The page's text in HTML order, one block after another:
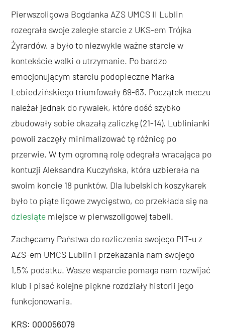
Pierwszoligowa Bogdanka AZS UMCS II Lublin
rozegrała swoje zaległe starcie z UKS-em Trójka
Żyrardów, a było to niezwykle ważne starcie w
kontekście walki o utrzymanie. Po bardzo
emocjonującym starciu podopieczne Marka
Lebiedzińskiego triumfowały 69-63. Początek meczu
należał jednak do rywalek, które dość szybko
zbudowały sobie okazałą zaliczkę (21-14). Lublinianki
powoli zaczęły minimalizować tę różnicę po
przerwie. W tym ogromną rolę odegrała wracająca po
kontuzji Aleksandra Kuczyńska, która uzbierała na
swoim koncie 18 punktów. Dla lubelskich koszykarek
było to piąte ligowe zwycięstwo, co przekłada się na
dziesiąte miejsce w pierwszoligowej tabeli.
Zachęcamy Państwa do rozliczenia swojego PIT-u z
AZS-em UMCS Lublin i przekazania nam swojego
1,5% podatku. Wasze wsparcie pomaga nam rozwijać
klub i pisać kolejne piękne rozdziały historii jego
funkcjonowania.
KRS: 000056079